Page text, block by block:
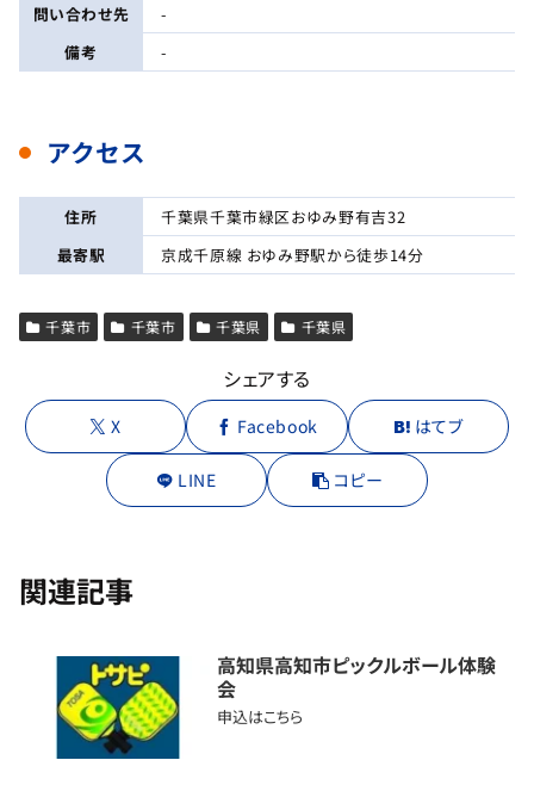
問い合わせ先
-
備考
-
アクセス
住所
千葉県千葉市緑区おゆみ野有吉32
最寄駅
京成千原線 おゆみ野駅から徒歩14分
千葉市 千葉市 千葉県 千葉県
シェアする
X Facebook はてブ
LINE コピー
関連記事
高知県高知市ピックルボール体験
会
申込はこちら